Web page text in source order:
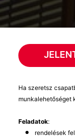
Ha szeretsz
munkalehetőséget
Feladatok:
rendelések